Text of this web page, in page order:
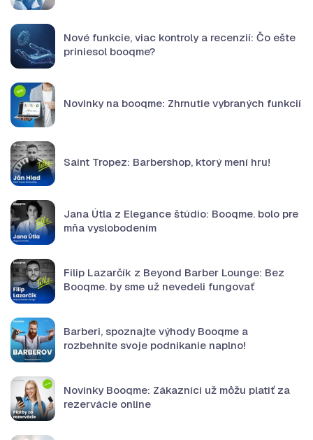
Nové funkcie, viac kontroly a recenzií: Čo ešte
priniesol booqme?
Novinky na booqme: Zhrnutie vybraných funkcií
Saint Tropez: Barbershop, ktorý mení hru!
Jana Útla z Elegance štúdio: Booqme. bolo pre
mňa vyslobodením
Filip Lazarčík z Beyond Barber Lounge: Bez
Booqme. by sme už nevedeli fungovať
Barberi, spoznajte výhody Booqme a
rozbehnite svoje podnikanie naplno!
Novinky Booqme: Zákazníci už môžu platiť za
rezervácie online